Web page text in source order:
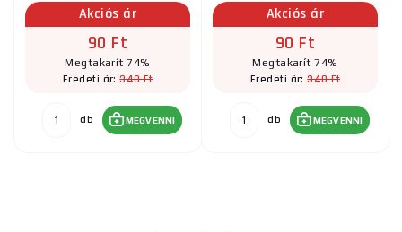
Akciós ár
90 Ft
Megtakarít 74%
Eredeti ár:340 Ft
db MEGVENNI
Akciós ár
90 Ft
Megtakarít 74%
Eredeti ár:340 Ft
db MEGVENNI